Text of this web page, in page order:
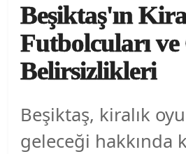
Beşiktaş'ın
Futbolcuları ve
Belirsizlikleri
Beşiktaş, kiralık
geleceği hakkında